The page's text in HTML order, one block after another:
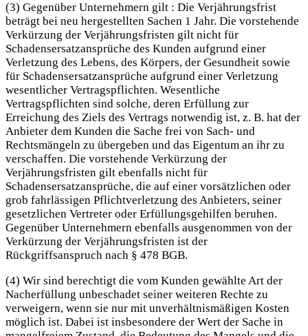
(3) Gegenüber Unternehmern gilt : Die Verjährungsfrist
beträgt bei neu hergestellten Sachen 1 Jahr. Die vorstehende
Verkürzung der Verjährungsfristen gilt nicht für
Schadensersatzansprüche des Kunden aufgrund einer
Verletzung des Lebens, des Körpers, der Gesundheit sowie
für Schadensersatzansprüche aufgrund einer Verletzung
wesentlicher Vertragspflichten. Wesentliche
Vertragspflichten sind solche, deren Erfüllung zur
Erreichung des Ziels des Vertrags notwendig ist, z. B. hat der
Anbieter dem Kunden die Sache frei von Sach- und
Rechtsmängeln zu übergeben und das Eigentum an ihr zu
verschaffen. Die vorstehende Verkürzung der
Verjährungsfristen gilt ebenfalls nicht für
Schadensersatzansprüche, die auf einer vorsätzlichen oder
grob fahrlässigen Pflichtverletzung des Anbieters, seiner
gesetzlichen Vertreter oder Erfüllungsgehilfen beruhen.
Gegenüber Unternehmern ebenfalls ausgenommen von der
Verkürzung der Verjährungsfristen ist der
Rückgriffsanspruch nach § 478 BGB.
(4) Wir sind berechtigt die vom Kunden gewählte Art der
Nacherfüllung unbeschadet seiner weiteren Rechte zu
verweigern, wenn sie nur mit unverhältnismäßigen Kosten
möglich ist. Dabei ist insbesondere der Wert der Sache in